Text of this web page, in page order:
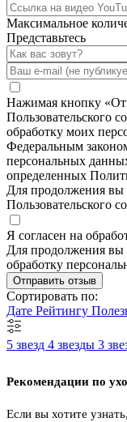
Максимальное
Представьтесь
Нажимая кнопку
Пользовательского
обработку моих
Федеральным
персональных
определенных
Для продолжения
Пользовательского
Я согласен на
Для продолжения вы
обработку
Отправить отзыв
Сортировать по:
Дате Рейтингу
5 звезд 4 звезды 3
Рекомендации по
Если вы хотите